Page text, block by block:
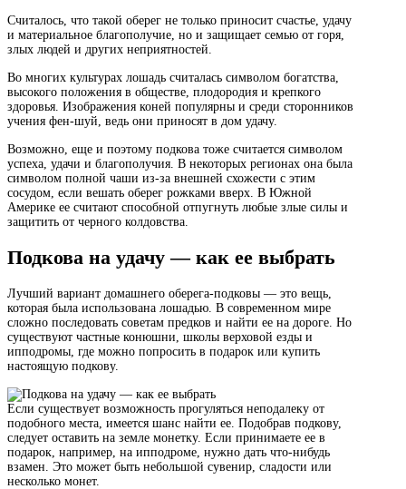
Считалось, что такой оберег не только приносит счастье, удачу
и материальное благополучие, но и защищает семью от горя,
злых людей и других неприятностей.
Во многих культурах лошадь считалась символом богатства,
высокого положения в обществе, плодородия и крепкого
здоровья. Изображения коней популярны и среди сторонников
учения фен-шуй, ведь они приносят в дом удачу.
Возможно, еще и поэтому подкова тоже считается символом
успеха, удачи и благополучия. В некоторых регионах она была
символом полной чаши из-за внешней схожести с этим
сосудом, если вешать оберег рожками вверх. В Южной
Америке ее считают способной отпугнуть любые злые силы и
защитить от черного колдовства.
Подкова на удачу — как ее выбрать
Лучший вариант домашнего оберега-подковы — это вещь,
которая была использована лошадью. В современном мире
сложно последовать советам предков и найти ее на дороге. Но
существуют частные конюшни, школы верховой езды и
ипподромы, где можно попросить в подарок или купить
настоящую подкову.
Если существует возможность прогуляться неподалеку от
подобного места, имеется шанс найти ее. Подобрав подкову,
следует оставить на земле монетку. Если принимаете ее в
подарок, например, на ипподроме, нужно дать что-нибудь
взамен. Это может быть небольшой сувенир, сладости или
несколько монет.